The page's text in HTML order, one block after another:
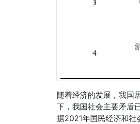
随着经济的发展，我国
下，我国社会主要矛盾
据2021年国民经济和